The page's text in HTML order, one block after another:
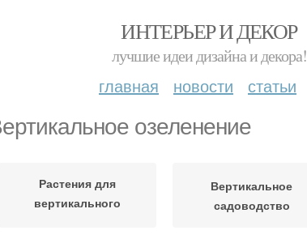
ИНТЕРЬЕР И ДЕКОР
лучшие идеи дизайна и декора!
главная новости статьи
озеленение
Растения для
вертикального
Вертикальное
садоводство